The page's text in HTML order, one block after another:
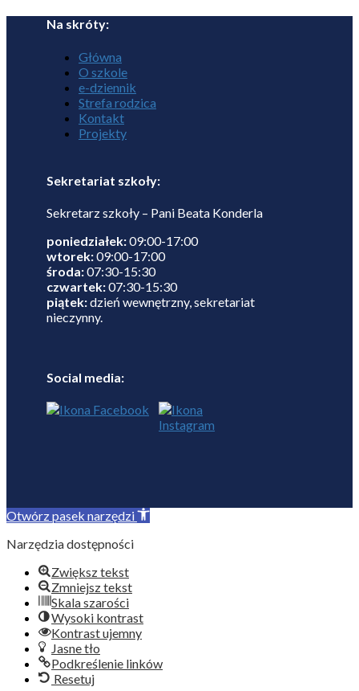
Na skróty:
Główna
O szkole
e-dziennik
Strefa rodzica
Kontakt
Projekty
Sekretariat szkoły:
Sekretarz szkoły – Pani Beata Konderla
poniedziałek:09:00-17:00
wtorek:09:00-17:00
środa:07:30-15:30
czwartek:07:30-15:30
piątek:dzień wewnętrzny, sekretariat
nieczynny.
Social media:
Otwórz pasek narzędzi
Narzędzia dostępności
Zwiększ tekst
Zmniejsz tekst
Skala szarości
Wysoki kontrast
Kontrast ujemny
Jasne tło
Podkreślenie linków
Resetuj